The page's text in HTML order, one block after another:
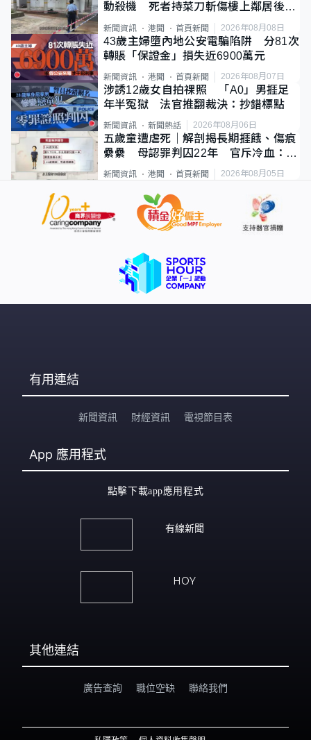
動殺機 死者持菜刀斬傷樓上鄰居後墮
新聞資訊 港聞 首頁新聞 2026年08月08日
43歲主婦墮內地公安電騙陷阱 分81次
轉賬「保證金」損失近6900萬元
新聞資訊 港聞 首頁新聞 2026年08月07日
涉誘12歲女自拍祼照 「A0」男捱足
年半冤獄 法官推翻裁決：抄錯標點
新聞資訊 新聞熱話 2026年08月06日
五歲童遭虐死｜解剖揭長期捱餓、傷痕
纍纍 母認罪判囚22年 官斥冷血：同
類案最惡劣
新聞資訊 港聞 首頁新聞 2026年08月05日
有用連結
新聞資訊 財經資訊 電視節目表
App 應用程式
點擊下載app應用程式
有線新聞
HOY
其他連結
廣告查詢 職位空缺 聯絡我們